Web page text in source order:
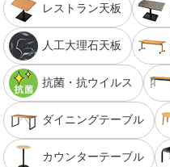
レストラン天板
人工大理石天板
抗菌・抗ウイルス
ダイニングテーブル
カウンターテーブル